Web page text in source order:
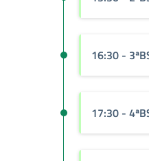
16:30 -
17:30 -